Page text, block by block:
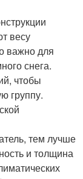
весу
важно для
снега.
чтобы
группу.
тем лучше
и толщина